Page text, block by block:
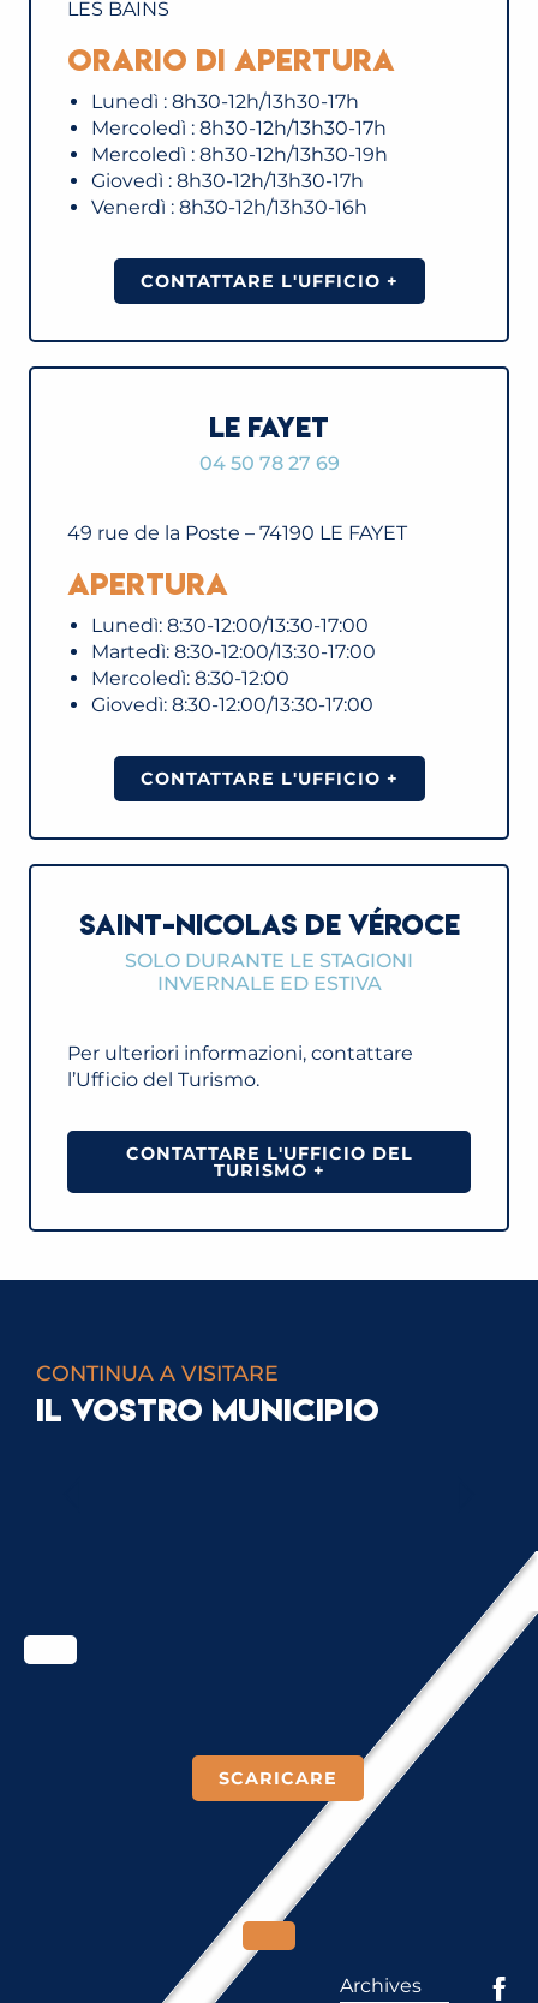
LES BAINS
Orario di apertura
Lunedì : 8h30-12h/13h30-17h
Mercoledì : 8h30-12h/13h30-17h
Mercoledì : 8h30-12h/13h30-19h
Giovedì : 8h30-12h/13h30-17h
Venerdì : 8h30-12h/13h30-16h
CONTATTARE L'UFFICIO +
LE FAYET
04 50 78 27 69
49 rue de la Poste – 74190 LE FAYET
Apertura
Lunedì: 8:30-12:00/13:30-17:00
Martedì: 8:30-12:00/13:30-17:00
Mercoledì: 8:30-12:00
Giovedì: 8:30-12:00/13:30-17:00
CONTATTARE L'UFFICIO +
SAINT-NICOLAS DE VÉROCE
SOLO DURANTE LE STAGIONI
INVERNALE ED ESTIVA
Per ulteriori informazioni, contattare
l’Ufficio del Turismo.
CONTATTARE L'UFFICIO DEL
TURISMO +
CONTINUA A VISITARE
IL VOSTRO MUNICIPIO
SCARICARE
Archives